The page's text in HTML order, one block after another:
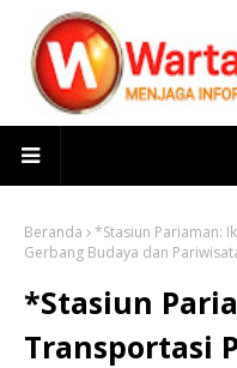
Beranda
*Stasiun Pariaman:
Gerbang Budaya dan
*Stasiun
Transportasi